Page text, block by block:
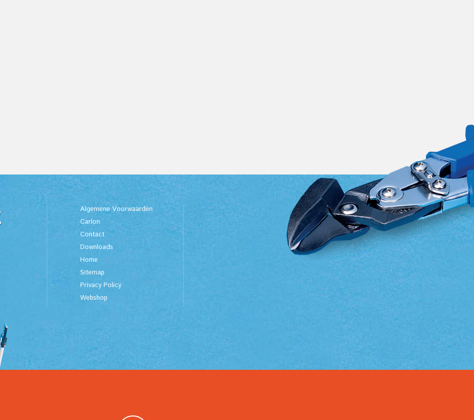
Algemene Voorwaarden
Carlon
Contact
Downloads
Home
Sitemap
Privacy Policy
Webshop